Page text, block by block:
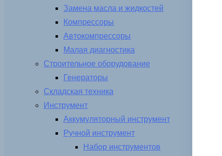
Замена масла и жидкостей
Компрессоры
Автокомпрессоры
Малая диагностика
Строительное оборудование
Генераторы
Складская техника
Инструмент
Аккумуляторный инструмент
Ручной инструмент
Набор инструментов